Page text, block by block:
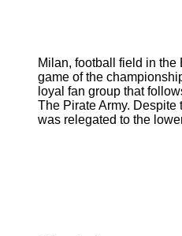
Milan, football field in the
game of the
loyal fan group that
The Pirate Army. Despite
was relegated to the